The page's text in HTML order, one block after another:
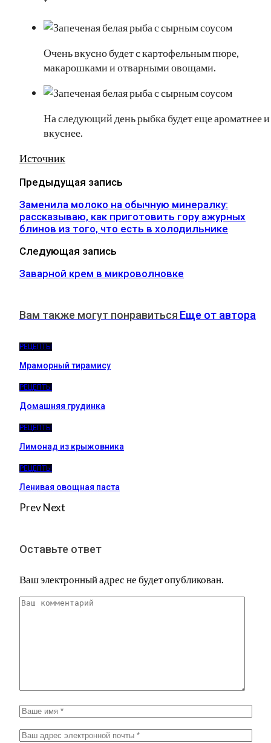
Очень вкусно будет с картофельным пюре,
макарошками и отварными овощами.
На следующий день рыбка будет еще ароматнее и
вкуснее.
Источник
Предыдущая запись
Заменила молоко на обычную минералку:
рассказываю, как приготовить гору ажурных
блинов из того, что есть в холодильнике
Следующая запись
Заварной крем в микроволновке
Вам также могут понравиться Еще от автора
РЕЦЕПТЫ
Мраморный тирамису
РЕЦЕПТЫ
Домашняя грудинка
РЕЦЕПТЫ
Лимонад из крыжовника
РЕЦЕПТЫ
Ленивая овощная паста
PrevNext
Оставьте ответ
Ваш электронный адрес не будет опубликован.